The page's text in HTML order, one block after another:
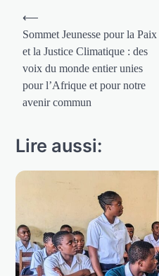
Navigation
de
l’article
⟵
Sommet Jeunesse pour la Paix
et la Justice Climatique : des
voix du monde entier unies
pour l’Afrique et pour notre
avenir commun
Lire aussi: